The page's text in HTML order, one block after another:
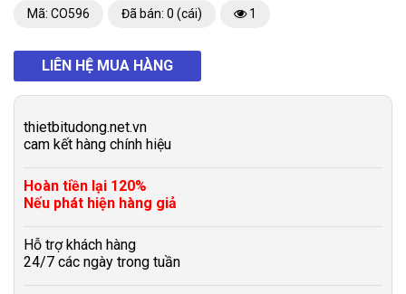
Mã: CO596 Đã bán: 0 (cái) 1
LIÊN HỆ MUA HÀNG
thietbitudong.net.vn
cam kết hàng chính hiệu
Hoàn tiền lại 120%
Nếu phát hiện hàng giả
Hỗ trợ khách hàng
24/7 các ngày trong tuần